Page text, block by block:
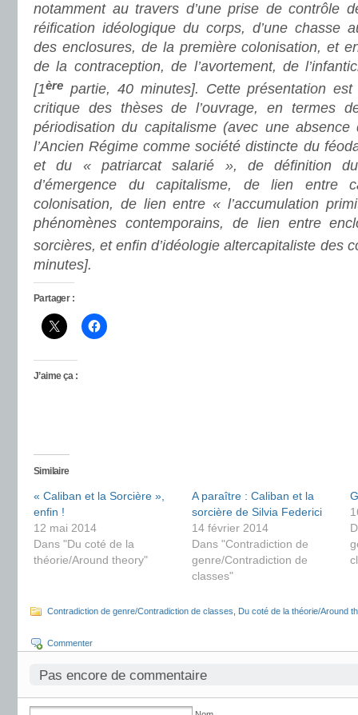
notamment au travers d’une prise de contrôle
réification idéologique du corps, d’une chasse
des enclosures, de la première colonisation, et
de la contraception, de l’avortement, de
[1ère partie, 40 minutes]. Cette présentation est
critique des thèses de l’ouvrage, en termes
périodisation du capitalisme (avec une absence
l’Ancien Régime comme société distincte du
et du « patriarcat salarié », de définition du
d’émergence du capitalisme, de lien entre
colonisation, de lien entre « l’accumulation
phénomènes contemporains, de lien entre
sorcières, et enfin d’idéologie altercapitaliste des
minutes].
Partager :
J’aime ça :
Similaire
« Caliban et la Sorcière »,
enfin !
12 mai 2014
Dans "Du coté de la
théorie/Around theory"
A paraître : Caliban et la
sorcière de Silvia Federici
14 février 2014
Dans "Contradiction de
genre/Contradiction de
classes"
Contradiction de genre/Contradiction de classes Du coté de la théorie/Around
Commenter
Pas encore de commentaire